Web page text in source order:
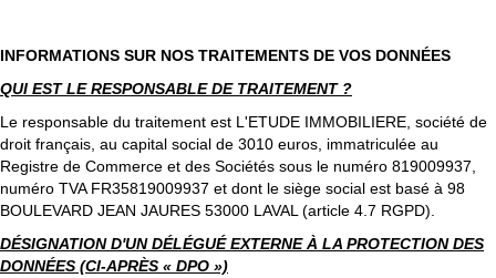
INFORMATIONS SUR NOS TRAITEMENTS DE VOS DONNÉES
QUI EST LE RESPONSABLE DE TRAITEMENT ?
Le responsable du traitement est L'ETUDE IMMOBILIERE, société de
droit français, au capital social de 3010 euros, immatriculée au
Registre de Commerce et des Sociétés sous le numéro 819009937,
numéro TVA FR35819009937 et dont le siège social est basé à 98
BOULEVARD JEAN JAURES 53000 LAVAL (article 4.7 RGPD).
DÉSIGNATION D'UN DÉLÉGUÉ EXTERNE À LA PROTECTION DES
DONNÉES (CI-APRÈS « DPO »)